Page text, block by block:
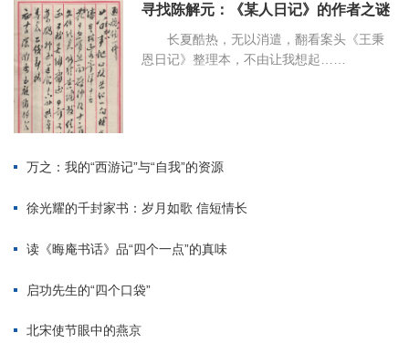
寻找陈解元：《某人日记》的作者之谜
长夏酷热，无以消遣，翻看案头《王秉
恩日记》整理本，不由让我想起……
万之：我的“西游记”与“自我”的资源
徐光耀的千封家书：岁月如歌 信短情长
读《晦庵书话》品“四个一点”的真味
启功先生的“四个口袋”
北宋使节眼中的燕京